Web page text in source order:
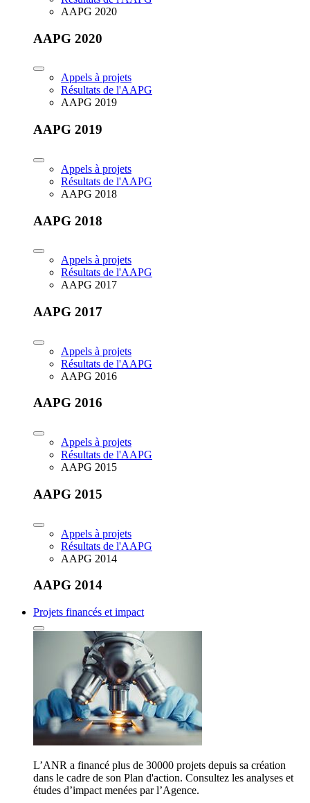
AAPG 2020
AAPG 2020
Appels à projets
Résultats de l'AAPG
AAPG 2019
AAPG 2019
Appels à projets
Résultats de l'AAPG
AAPG 2018
AAPG 2018
Appels à projets
Résultats de l'AAPG
AAPG 2017
AAPG 2017
Appels à projets
Résultats de l'AAPG
AAPG 2016
AAPG 2016
Appels à projets
Résultats de l'AAPG
AAPG 2015
AAPG 2015
Appels à projets
Résultats de l'AAPG
AAPG 2014
AAPG 2014
Projets financés et impact
L’ANR a financé plus de 30000 projets depuis sa création
dans le cadre de son Plan d'action. Consultez les analyses et
études d’impact menées par l’Agence.